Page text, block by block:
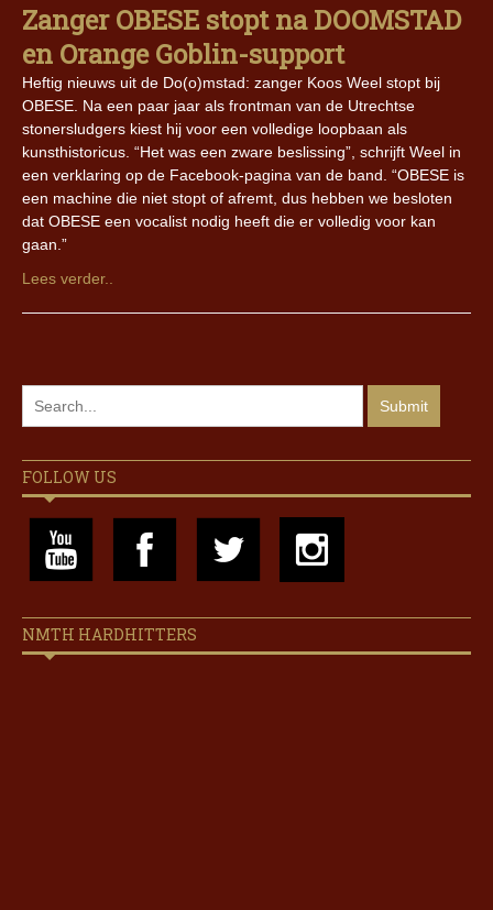
Zanger OBESE stopt na DOOMSTAD
en Orange Goblin-support
Heftig nieuws uit de Do(o)mstad: zanger Koos Weel stopt bij
OBESE. Na een paar jaar als frontman van de Utrechtse
stonersludgers kiest hij voor een volledige loopbaan als
kunsthistoricus. “Het was een zware beslissing”, schrijft Weel in
een verklaring op de Facebook-pagina van de band. “OBESE is
een machine die niet stopt of afremt, dus hebben we besloten
dat OBESE een vocalist nodig heeft die er volledig voor kan
gaan.”
Lees verder..
FOLLOW US
NMTH HARDHITTERS